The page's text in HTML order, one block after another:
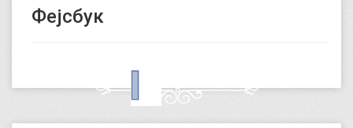
Фејсбук